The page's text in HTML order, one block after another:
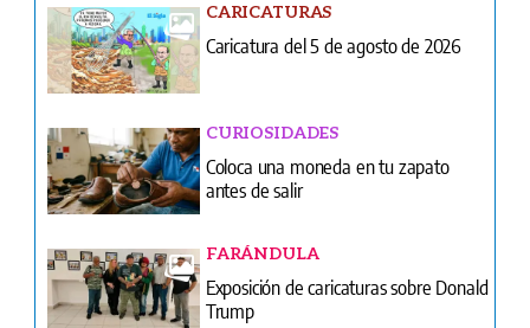
CARICATURAS
Caricatura del 5 de agosto de 2026
CURIOSIDADES
Coloca una moneda en tu zapato
antes de salir
FARÁNDULA
Exposición de caricaturas sobre Donald
Trump